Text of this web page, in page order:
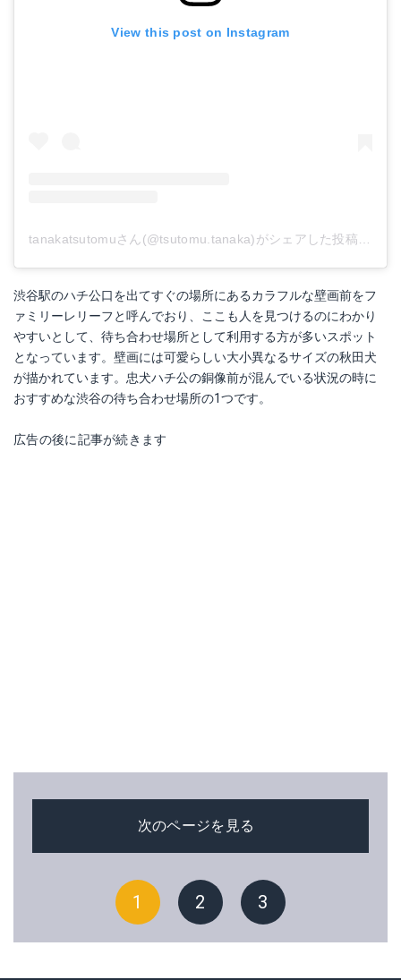
View this post on Instagram
渋谷駅のハチ公口を出てすぐの場所にあるカラフルな壁画前をフ
ァミリーレリーフと呼んでおり、ここも人を見つけるのにわかり
やすいとして、待ち合わせ場所として利用する方が多いスポット
となっています。壁画には可愛らしい大小異なるサイズの秋田犬
が描かれています。忠犬ハチ公の銅像前が混んでいる状況の時に
おすすめな渋谷の待ち合わせ場所の1つです。
広告の後に記事が続きます
次のページを見る
1 2 3